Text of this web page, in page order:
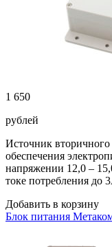
1 650
рублей
Источник вторичного
обеспечения
напряжении 12,0 –
токе потребления до
Добавить в корзину
Блок питания